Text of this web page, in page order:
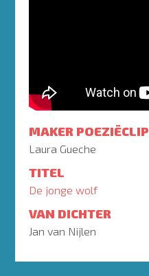
MAKER POEZIËCLIP
Laura Gueche
TITEL
De jonge wolf
VAN DICHTER
Jan van Nijlen